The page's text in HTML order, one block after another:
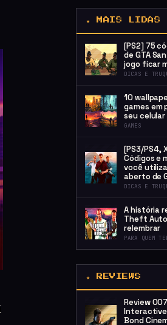
★ MAIS LIDAS
[PS2] 75
de GTA
jogo ficar
DICAS E
10
games em
seu celular
GAMES
[PS3/PS4,
Códigos e
você
aberto de
DICAS E
A história
Theft Auto
relembrar
PARA QUEM
★ REVIEWS
Review
Bond